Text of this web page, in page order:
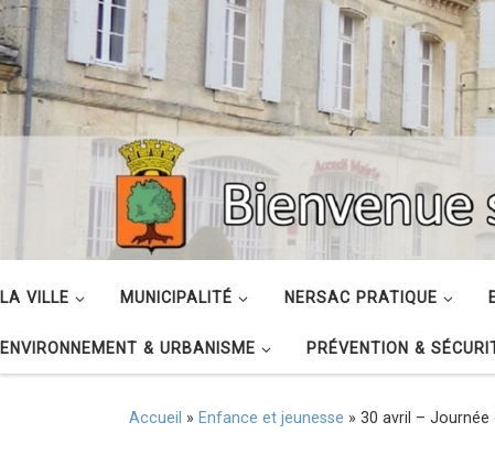
LA VILLE MUNICIPALITÉ NERSAC PRATIQUE
ENVIRONNEMENT & URBANISME PRÉVENTION &
Accueil » Enfance et jeunesse » 30 avril – Journée